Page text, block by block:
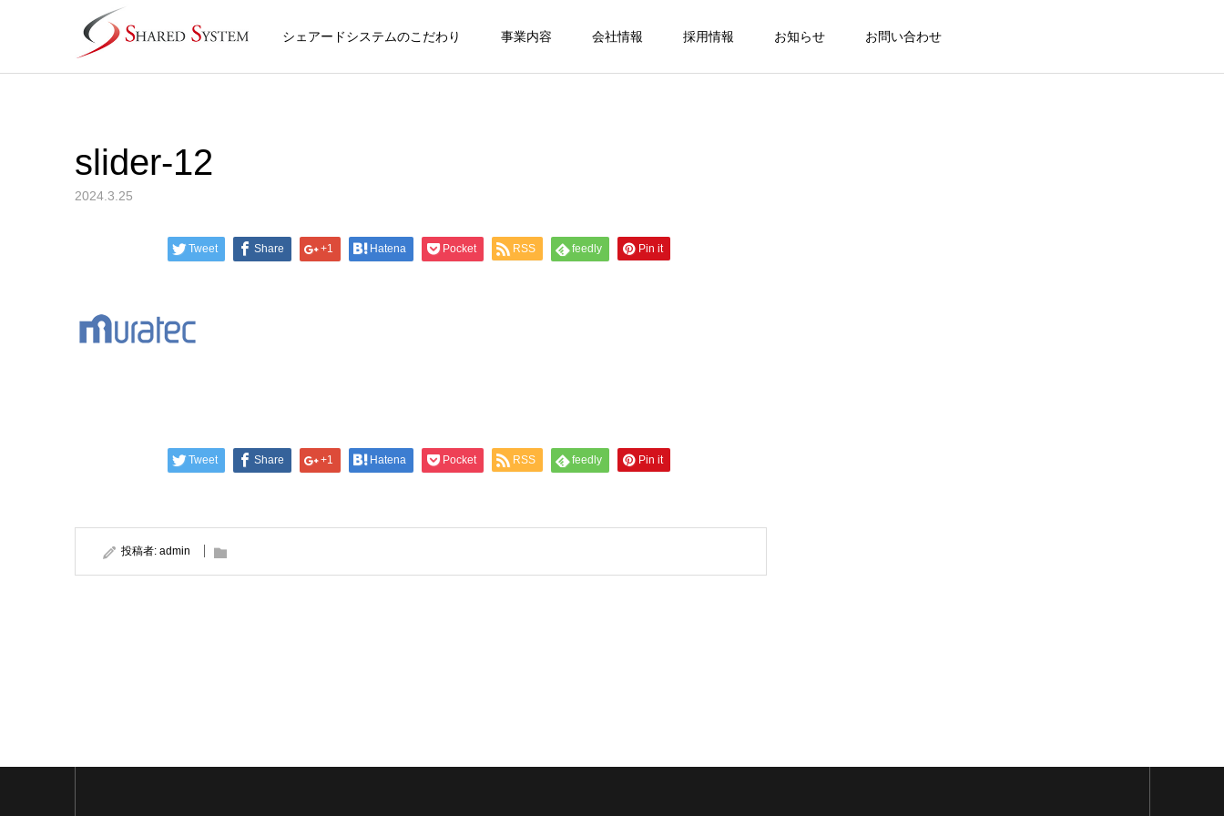
シェアードシステムのこだわり 事業内容 会社情報 採用情報 お知らせ お問い合わせ
slider-12
2024.3.25
Tweet Share +1 Hatena Pocket RSS feedly Pin it
Tweet Share +1 Hatena Pocket RSS feedly Pin it
投稿者: admin